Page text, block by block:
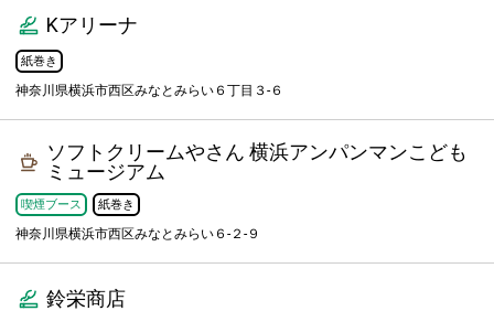
Kアリーナ
紙巻き
神奈川県横浜市西区みなとみらい６丁目３-６
ソフトクリームやさん 横浜アンパンマンこども
ミュージアム
喫煙ブース 紙巻き
神奈川県横浜市西区みなとみらい６-２-９
鈴栄商店